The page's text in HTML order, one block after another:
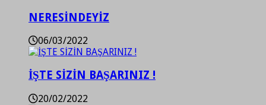
NERESİNDEYİZ
06/03/2022
İŞTE SİZİN BAŞARINIZ !
20/02/2022